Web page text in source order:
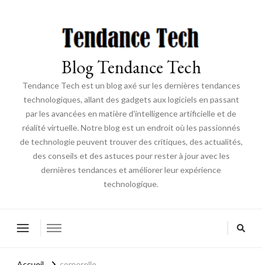
Blog Tendance Tech
Tendance Tech est un blog axé sur les dernières tendances
technologiques, allant des gadgets aux logiciels en passant
par les avancées en matière d'intelligence artificielle et de
réalité virtuelle. Notre blog est un endroit où les passionnés
de technologie peuvent trouver des critiques, des actualités,
des conseils et des astuces pour rester à jour avec les
dernières tendances et améliorer leur expérience
technologique.